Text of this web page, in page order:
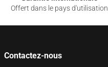
Offert dans le pays d'utilisation
Contactez-nous